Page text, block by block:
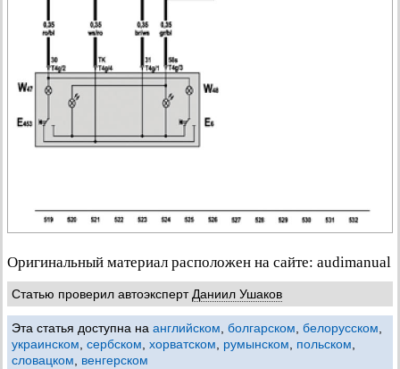
Оригинальный материал расположен на сайте: audimanual
Статью проверил автоэксперт Даниил Ушаков
Эта статья доступна на английском болгарском белорусском
украинском сербском хорватском румынском польском
словацком
венгерском